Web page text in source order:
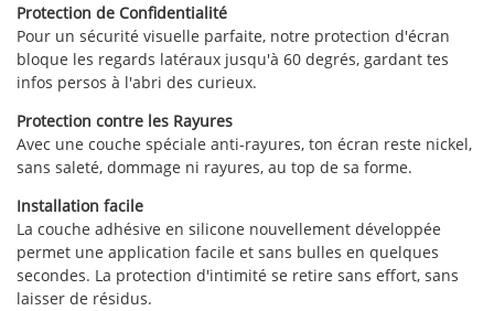
Protection de Confidentialité
Pour un sécurité visuelle parfaite, notre protection d'écran
bloque les regards latéraux jusqu'à 60 degrés, gardant tes
infos persos à l'abri des curieux.
Protection contre les Rayures
Avec une couche spéciale anti-rayures, ton écran reste nickel,
sans saleté, dommage ni rayures, au top de sa forme.
Installation facile
La couche adhésive en silicone nouvellement développée
permet une application facile et sans bulles en quelques
secondes. La protection d'intimité se retire sans effort, sans
laisser de résidus.